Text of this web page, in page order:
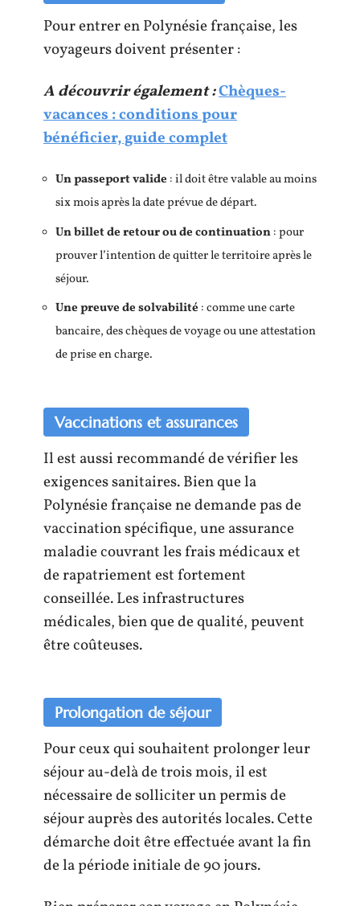
Pour entrer en Polynésie française, les
voyageurs doivent présenter :
A découvrir également :Chèques-
vacances : conditions pour
bénéficier, guide complet
Un passeport valide : il doit être valable au moins
six mois après la date prévue de départ.
Un billet de retour ou de continuation: pour
prouver l’intention de quitter le territoire après le
séjour.
Une preuve de solvabilité : comme une carte
bancaire, des chèques de voyage ou une attestation
de prise en charge.
Vaccinations et assurances
Il est aussi recommandé de vérifier les
exigences sanitaires. Bien que la
Polynésie française ne demande pas de
vaccination spécifique, une assurance
maladie couvrant les frais médicaux et
de rapatriement est fortement
conseillée. Les infrastructures
médicales, bien que de qualité, peuvent
être coûteuses.
Prolongation de séjour
Pour ceux qui souhaitent prolonger leur
séjour au-delà de trois mois, il est
nécessaire de solliciter un permis de
séjour auprès des autorités locales. Cette
démarche doit être effectuée avant la fin
de la période initiale de 90 jours.